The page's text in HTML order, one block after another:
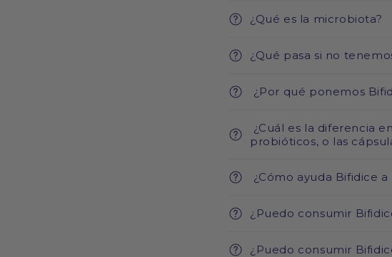
¿Qué es la microbiota?
¿Qué pasa si no
¿Por qué ponemos
¿Cuál es la diferencia
probióticos, o las
¿Cómo ayuda Bifidice
¿Puedo consumir
¿Puedo consumir